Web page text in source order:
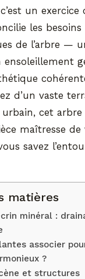
un exercice
les besoins
de l’arbre —
ensoleillement
d’un vaste
urbain, cet
maîtresse de
savez
matières
minéral :
associer
?
et structures